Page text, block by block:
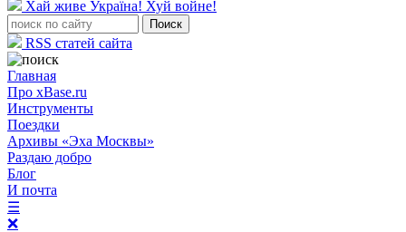
Хай живе Україна! Хуй войне!
RSS статей сайта
Главная
Про xBase.ru
Инструменты
Поездки
Архивы «Эха Москвы»
Раздаю добро
Блог
И почта
☰
❌